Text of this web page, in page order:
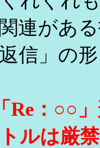
連があ
信」の
Re：○○
ルは厳